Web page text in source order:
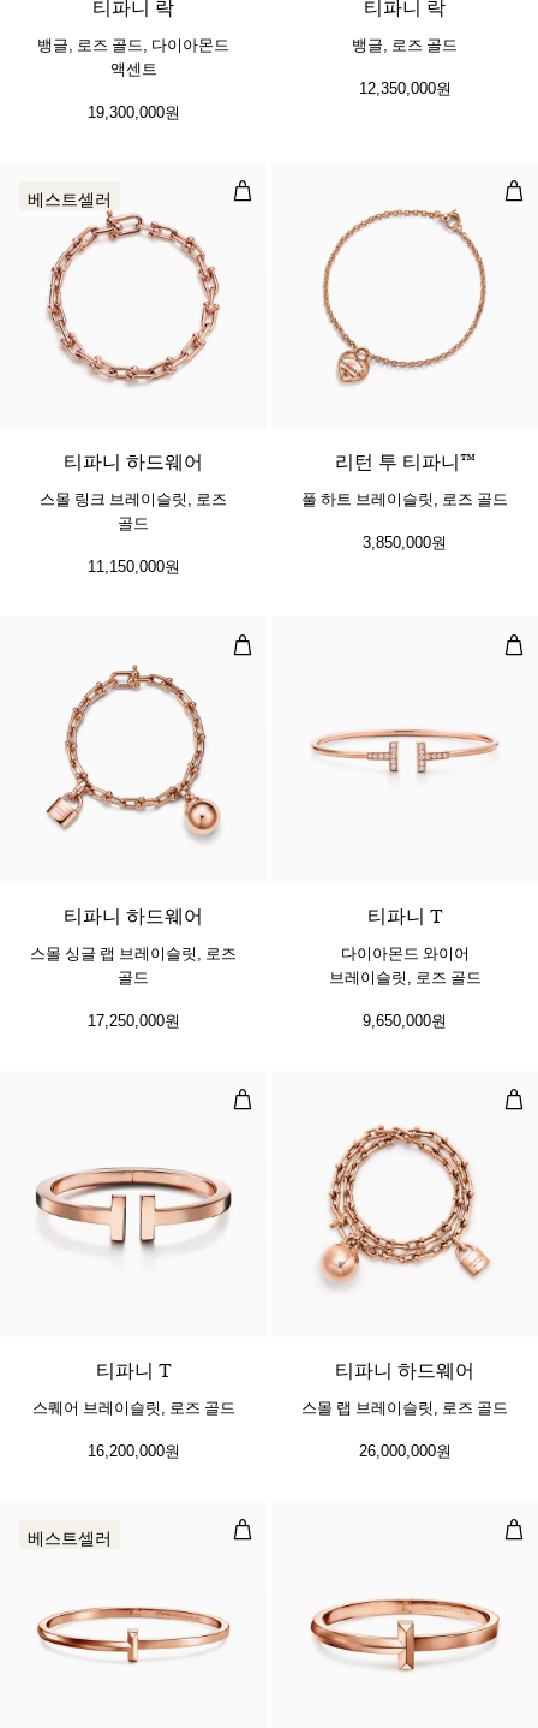
티파니 락
뱅글, 로즈 골드, 다이아몬드
액센트
19,300,000원
티파니 락
뱅글, 로즈 골드
12,350,000원
스몰 링크 브레이슬릿, 로즈 골드
베스트셀러
티파니 하드웨어
스몰 링크 브레이슬릿, 로즈
골드
11,150,000원
풀
리턴 투 티파니™
풀 하트 브레이슬릿, 로즈 골드
3,850,000원
스몰 싱글 랩 브레이슬릿, 로즈 골드
티파니 하드웨어
스몰 싱글 랩 브레이슬릿, 로즈
골드
17,250,000원
다
티파니 T
다이아몬드 와이어
브레이슬릿, 로즈 골드
9,650,000원
스퀘어 브레이슬릿, 로즈 골드
티파니 T
스퀘어 브레이슬릿, 로즈 골드
16,200,000원
스
티파니 하드웨어
스몰 랩 브레이슬릿, 로즈 골드
26,000,000원
T1 네로우 힌지드 뱅글, 로즈 골드
베스트셀러 T1